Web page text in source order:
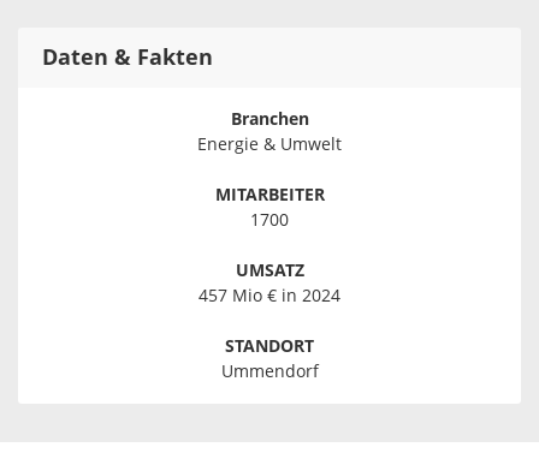
Daten & Fakten
Branchen
Energie & Umwelt
MITARBEITER
1700
UMSATZ
457 Mio € in 2024
STANDORT
Ummendorf